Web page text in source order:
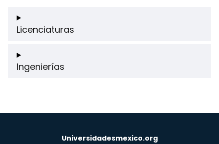
Licenciaturas
Ingenierías
Universidadesmexico.org